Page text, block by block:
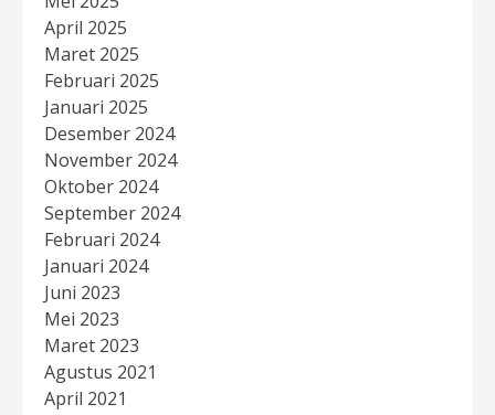
April 2025
Maret 2025
Februari 2025
Januari 2025
Desember 2024
November 2024
Oktober 2024
September 2024
Februari 2024
Januari 2024
Juni 2023
Mei 2023
Maret 2023
Agustus 2021
April 2021